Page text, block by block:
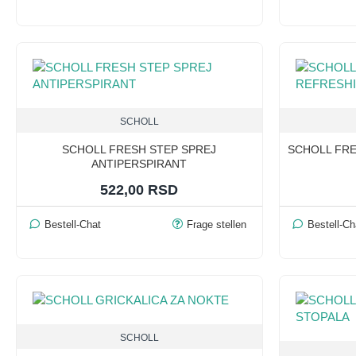
SCHOLL
SCHOLL FRESH STEP SPREJ
ANTIPERSPIRANT
522,00 RSD
Bestell-Chat Frage stellen
SCHOLL
Bestell-
SCHOLL